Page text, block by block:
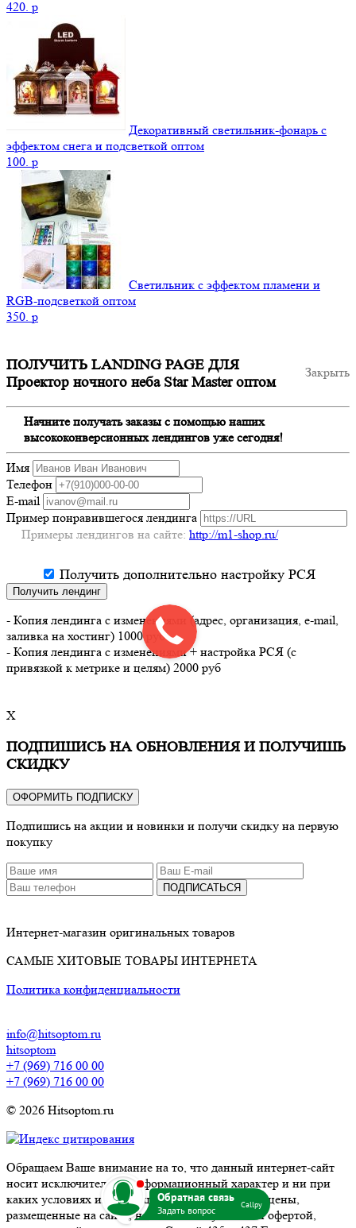
420. p
Декоративный светильник-фонарь с
эффектом снега и подсветкой оптом
100. p
Светильник с эффектом пламени и
RGB-подсветкой оптом
350. p
Закрыть
ПОЛУЧИТЬ LANDING PAGE ДЛЯ
Проектор ночного неба Star Master оптом
Начните получать заказы с помощью наших
высококонверсионных лендингов уже сегодня!
Имя
Телефон
E-mail
Пример понравившегося лендинга
Примеры лендингов на сайте: http://m1-shop.ru/
Получить дополнительно настройку РСЯ
Получить лендинг
- Копия лендинга с изменениями (адрес, организация, e-mail,
заливка на хостинг) 1000 руб
- Копия лендинга с изменениями + настройка РСЯ (с
привязкой к метрике и целям) 2000 руб
X
ПОДПИШИСЬ НА ОБНОВЛЕНИЯ И ПОЛУЧИШЬ
СКИДКУ
ОФОРМИТЬ ПОДПИСКУ
Подпишись на акции и новинки и получи скидку на первую
покупку
ПОДПИСАТЬСЯ
Интернет-магазин оригинальных товаров
САМЫЕ ХИТОВЫЕ ТОВАРЫ ИНТЕРНЕТА
Политика конфиденциальности
info@hitsoptom.ru
hitsoptom
+7 (969) 716 00 00
+7 (969) 716 00 00
© 2026 Hitsoptom.ru
Обращаем Ваше внимание на то, что данный интернет-сайт
носит исключительно информационный характер и ни при
каких условиях информационные материалы и цены,
размещенные на сайте, не являются публичной офертой,
Callpy
b